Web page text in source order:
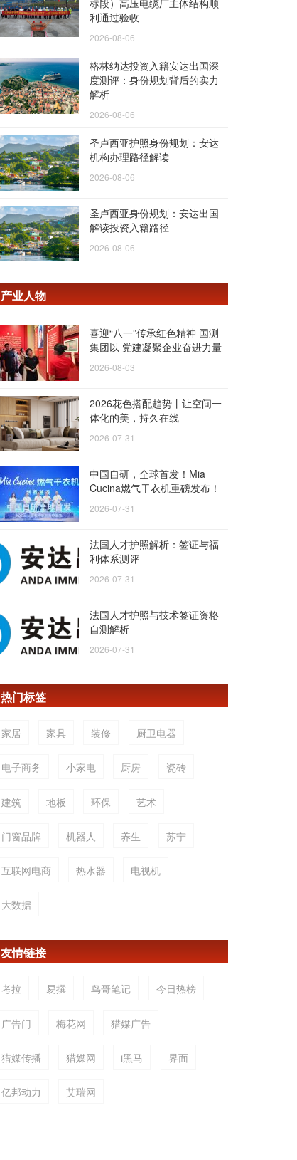
标段）高压电缆厂主体结构顺
利通过验收
2026-08-06
格林纳达投资入籍安达出国深
度测评：身份规划背后的实力
解析
2026-08-06
圣卢西亚护照身份规划：安达
机构办理路径解读
2026-08-06
圣卢西亚身份规划：安达出国
解读投资入籍路径
2026-08-06
产业人物
喜迎“八一”传承红色精神 国测
集团以 党建凝聚企业奋进力量
2026-08-03
2026花色搭配趋势丨让空间一
体化的美，持久在线
2026-07-31
中国自研，全球首发！Mia
Cucina燃气干衣机重磅发布！
2026-07-31
法国人才护照解析：签证与福
利体系测评
2026-07-31
法国人才护照与技术签证资格
自测解析
2026-07-31
热门标签
家居 家具 装修 厨卫电器
电子商务 小家电 厨房 瓷砖
建筑 地板 环保 艺术
门窗品牌 机器人 养生 苏宁
互联网电商 热水器 电视机
大数据
友情链接
考拉 易撰 鸟哥笔记 今日热榜
广告门 梅花网 猎媒广告
猎媒传播 猎媒网 i黑马 界面
亿邦动力 艾瑞网